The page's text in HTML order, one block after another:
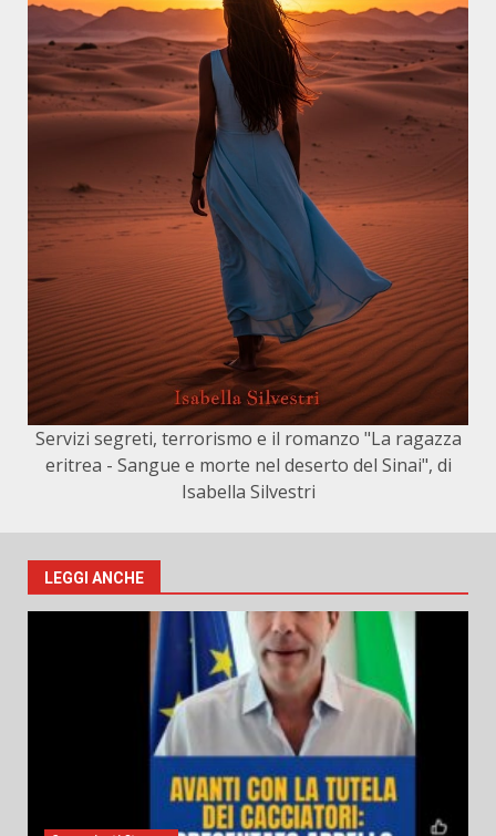
Servizi segreti, terrorismo e il romanzo "La ragazza
eritrea - Sangue e morte nel deserto del Sinai", di
Isabella Silvestri
LEGGI ANCHE